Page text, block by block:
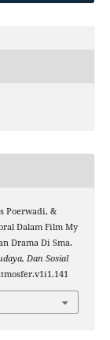
Poerwadi, &
Dalam Film My
Drama Di Sma.
Dan Sosial